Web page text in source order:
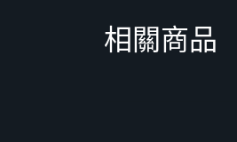
相關商品